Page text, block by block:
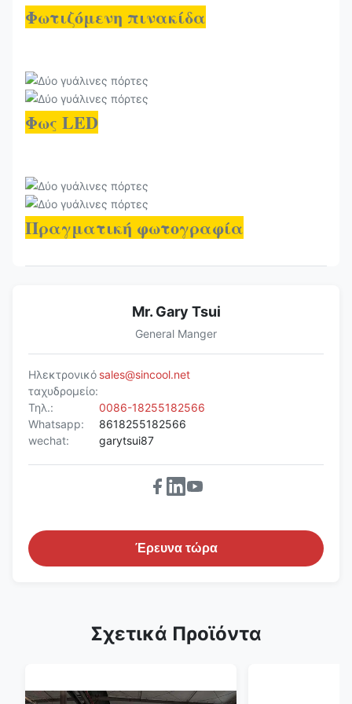
Φωτιζόμενη πινακίδα
Φως LED
Πραγματική φωτογραφία
Mr. Gary Tsui
General Manger
Ηλεκτρονικό
ταχυδρομείο:
sales@sincool.net
Τηλ.:
0086-18255182566
Whatsapp:
8618255182566
wechat:
garytsui87
Έρευνα τώρα
Σχετικά Προϊόντα